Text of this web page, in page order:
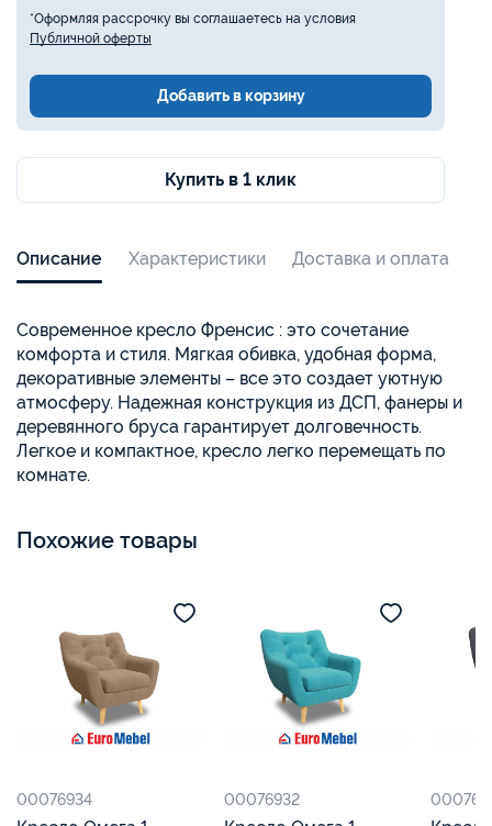
*Оформляя рассрочку вы соглашаетесь на условия
Публичной оферты
Добавить в корзину
Купить в 1 клик
Описание Характеристики Доставка и оплата
Современное кресло Френсис : это сочетание
комфорта и стиля. Мягкая обивка, удобная форма,
декоративные элементы – все это создает уютную
атмосферу. Надежная конструкция из ДСП, фанеры и
деревянного бруса гарантирует долговечность.
Легкое и компактное, кресло легко перемещать по
комнате.
Похожие товары
00076934 00076932